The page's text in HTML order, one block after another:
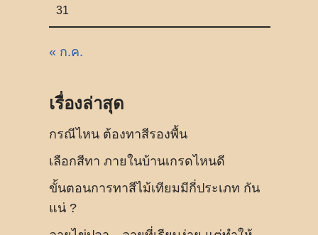
31
« ก.ค.
เรื่องล่าสุด
กรณีไหน ต้องทาสีรองพื้น
เลือกสีทา ภายในบ้านเกรดไหนดี
ขั้นตอนการทาสีไม้เทียมมีกี่ประเภท กัน
แน่ ?